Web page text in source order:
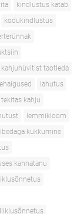
kindlustus katab
kodukindlustus
kahjuhüvitist taotleda
lahutus
tekitas kahju
lemmikloom
libedaga kukkumine
kannatanu